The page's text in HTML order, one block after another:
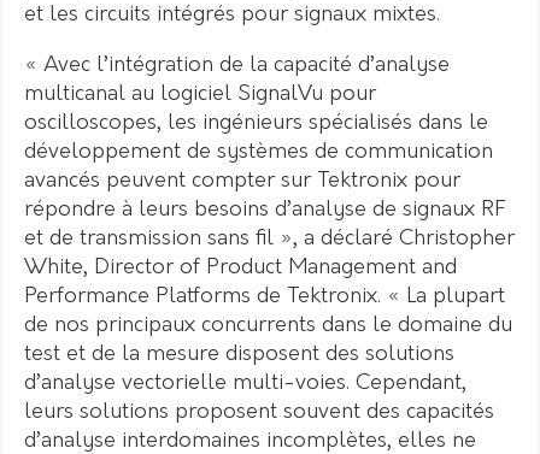
et les circuits intégrés pour signaux mixtes.
« Avec l’intégration de la capacité d’analyse
multicanal au logiciel SignalVu pour
oscilloscopes, les ingénieurs spécialisés dans le
développement de systèmes de communication
avancés peuvent compter sur Tektronix pour
répondre à leurs besoins d’analyse de signaux RF
et de transmission sans fil », a déclaré Christopher
White, Director of Product Management and
Performance Platforms de Tektronix. « La plupart
de nos principaux concurrents dans le domaine du
test et de la mesure disposent des solutions
d’analyse vectorielle multi-voies. Cependant,
leurs solutions proposent souvent des capacités
d’analyse interdomaines incomplètes, elles ne